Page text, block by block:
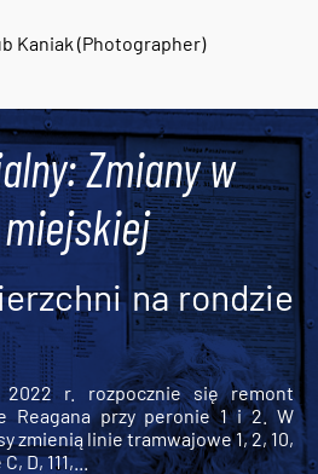
Kaniak (Photographer)
Zmiany w
na rondzie
r. rozpocznie się remont
Reagana przy peronie 1 i 2. W
zmienią linie tramwajowe 1, 2, 10,
D, 111,...